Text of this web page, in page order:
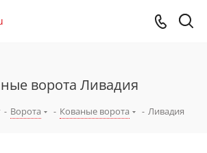
ворота Ливадия
- Ворота - Кованые ворота - Ливадия